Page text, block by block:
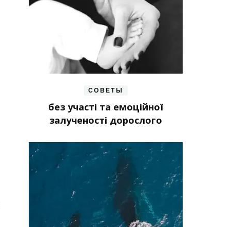
СОВЕТЫ
без участі та емоційної
залученості дорослого